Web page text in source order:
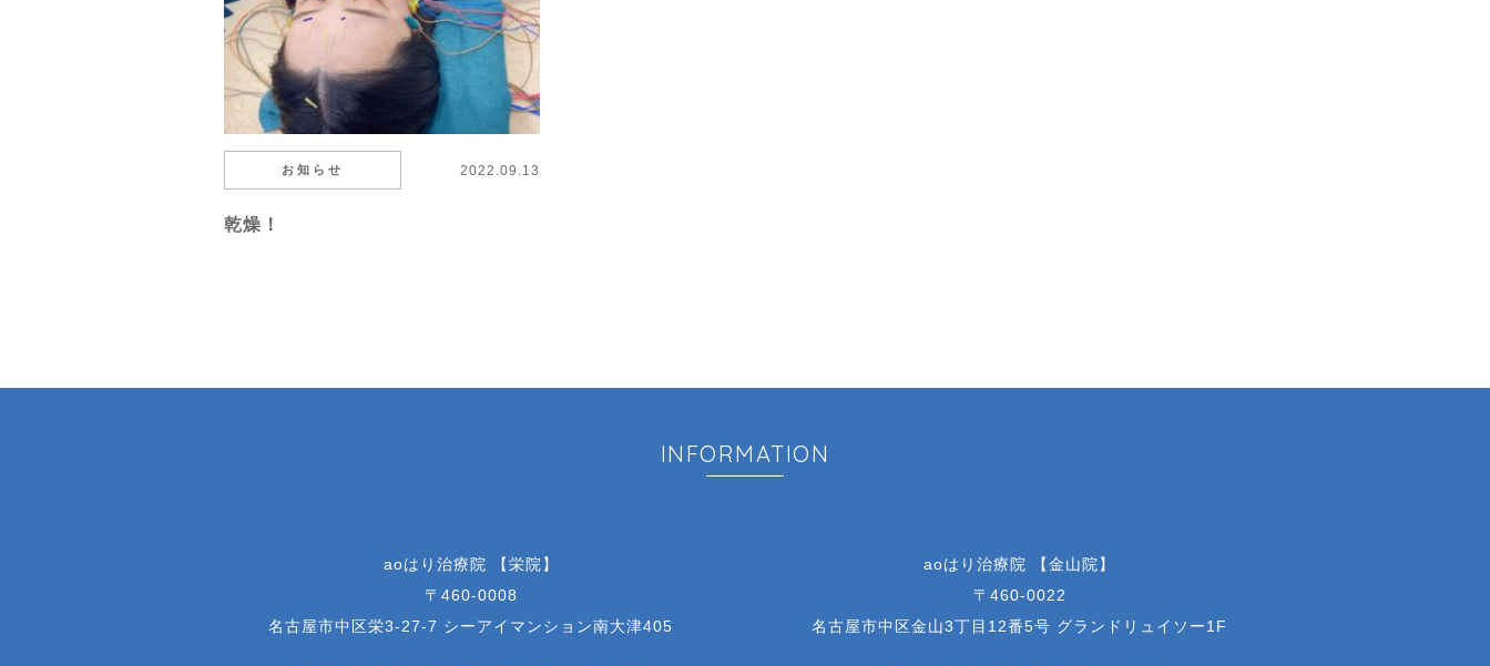
お知らせ 2022.09.13
乾燥！
INFORMATION
aoはり治療院 【栄院】
〒460-0008
名古屋市中区栄3-27-7 シーアイマンション南大津405
aoはり治療院 【金山院】
〒460-0022
名古屋市中区金山3丁目12番5号 グランドリュイソー1F